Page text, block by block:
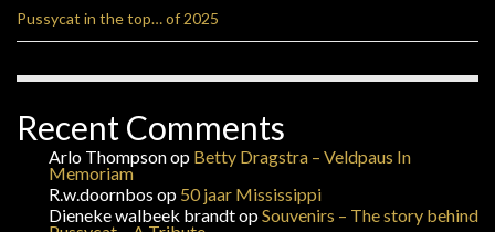
Pussycat in the top… of 2025
Recent Comments
Arlo Thompsonop Betty Dragstra – Veldpaus In
Memoriam
R.w.doornbos op 50 jaar Mississippi
Dieneke walbeek brandtopSouvenirs – The story behind